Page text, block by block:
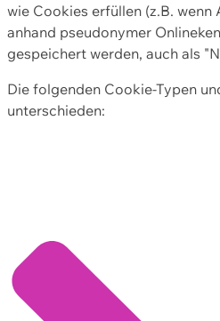
wie Cookies erfüllen (z.B. wenn
anhand pseudonymer
gespeichert werden, auch als
Die folgenden Cookie-Typen
unterschieden: